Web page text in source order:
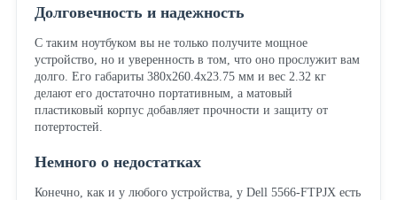
Долговечность и надежность
С таким ноутбуком вы не только получите мощное
устройство, но и уверенность в том, что оно прослужит вам
долго. Его габариты 380x260.4x23.75 мм и вес 2.32 кг
делают его достаточно портативным, а матовый
пластиковый корпус добавляет прочности и защиту от
потертостей.
Немного о недостатках
Конечно, как и у любого устройства, у Dell 5566-FTPJX есть